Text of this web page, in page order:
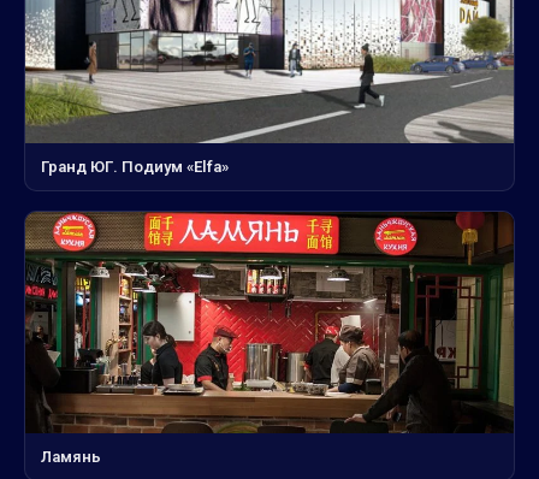
Гранд ЮГ. Подиум «Elfa»
Ламянь